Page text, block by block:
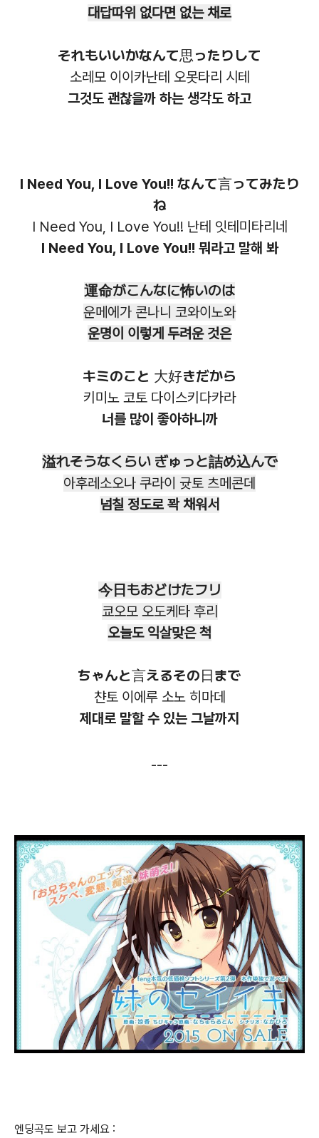
대답따위 없다면 없는 채로
それもいいかなんて思ったりして
소레모 이이카난테 오못타리 시테
그것도 괜찮을까 하는 생각도 하고
I Need You, I Love You!! なんて言ってみたり
ね
I Need You, I Love You!! 난테 잇테미타리네
I Need You, I Love You!! 뭐라고 말해 봐
運命がこんなに怖いのは
운메에가 콘나니 코와이노와
운명이 이렇게 두려운 것은
キミのこと 大好きだから
키미노 코토 다이스키다카라
너를 많이 좋아하니까
溢れそうなくらい ぎゅっと詰め込んで
아후레소오나 쿠라이 귯토 츠메콘데
넘칠 정도로 꽉 채워서
今日もおどけたフリ
쿄오모 오도케타 후리
오늘도 익살맞은 척
ちゃんと言えるその日まで
챤토 이에루 소노 히마데
제대로 말할 수 있는 그날까지
---
엔딩곡도 보고 가세요 :